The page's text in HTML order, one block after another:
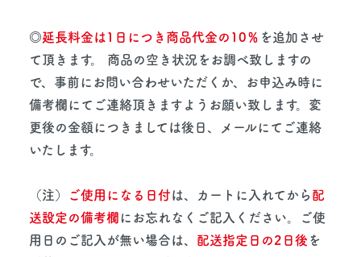
◎延長料金は1日につき商品代金の10％ を追加させ
て頂きます。 商品の空き状況をお調べ致しますの
で、事前にお問い合わせいただくか、お申込み時に
備考欄にてご連絡頂きますようお願い致します。変
更後の金額につきましては後日、メールにてご連絡
いたします。
（注） ご使用になる日付は、カートに入れてから配
送設定の備考欄 にお忘れなくご記入ください。ご使
用日のご記入が無い場合は、 配送指定日の2日後 を